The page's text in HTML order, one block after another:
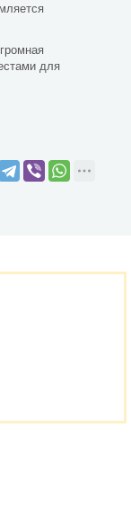
для